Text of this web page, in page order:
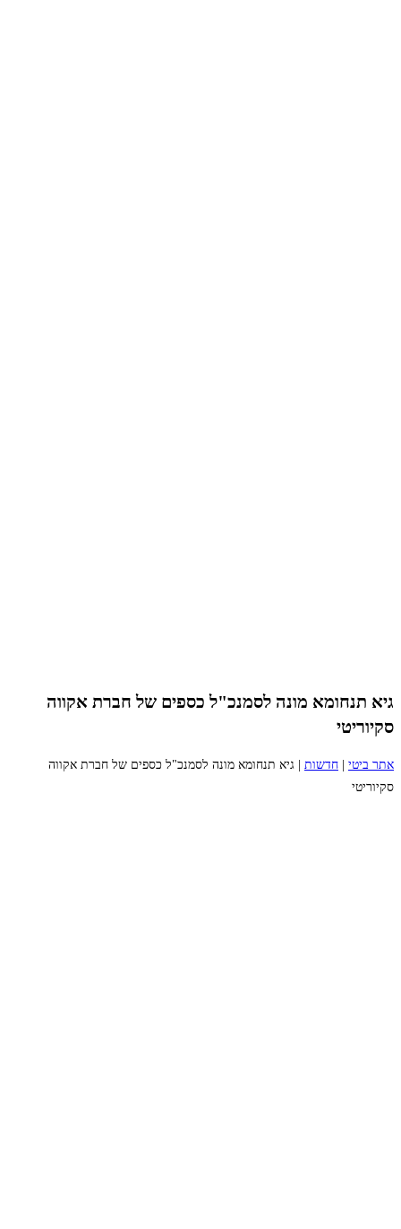
גיא תנחומא מונה לסמנכ"ל כספים של חברת אקווה
סקיוריטי
אתר ביטי חדשות
גיא תנחומא מונה לסמנכ"ל כספים של חברת אקווה
סקיוריטי